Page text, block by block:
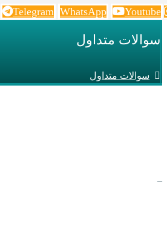
Telegram WhatsApp Youtube
سوالات متداول
سوالات متداول